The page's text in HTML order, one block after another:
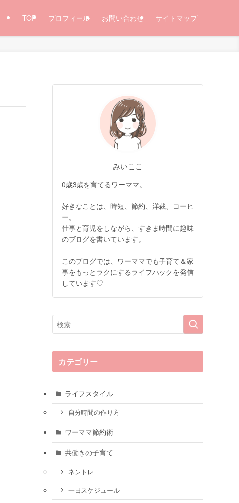
TOP プロフィール お問い合わせ サイトマップ
みいここ
0歳3歳を育てるワーママ。
好きなことは、時短、節約、洋裁、コーヒ
ー。
仕事と育児をしながら、すきま時間に趣味
のブログを書いています。
このブログでは、ワーママでも子育て＆家
事をもっとラクにするライフハックを発信
しています♡
カテゴリー
ライフスタイル
自分時間の作り方
ワーママ節約術
共働きの子育て
ネントレ
一日スケジュール